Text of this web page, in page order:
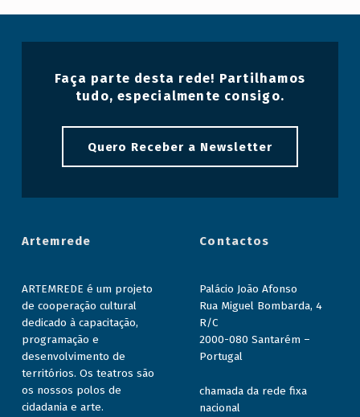
Faça parte desta rede! Partilhamos
tudo, especialmente consigo.
Quero Receber a Newsletter
Artemrede
ARTEMREDE é um projeto
de cooperação cultural
dedicado à capacitação,
programação e
desenvolvimento de
territórios. Os teatros são
os nossos polos de
cidadania e arte.
Contactos
Palácio João Afonso
Rua Miguel Bombarda, 4
R/C
2000-080 Santarém –
Portugal
chamada da rede fixa
nacional